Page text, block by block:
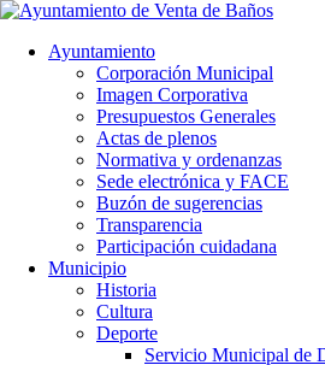
Ayuntamiento
Corporación Municipal
Imagen Corporativa
Presupuestos Generales
Actas de plenos
Normativa y ordenanzas
Sede electrónica y FACE
Buzón de sugerencias
Transparencia
Participación cuidadana
Municipio
Historia
Cultura
Deporte
Servicio Municipal de